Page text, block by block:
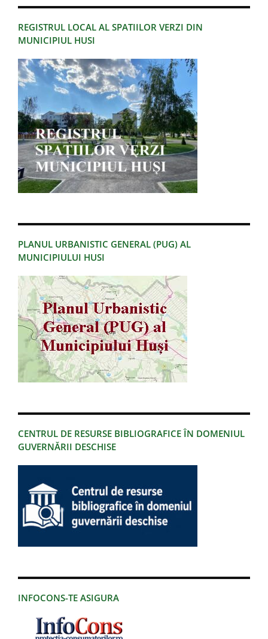
REGISTRUL LOCAL AL SPATIILOR VERZI DIN
MUNICIPIUL HUSI
PLANUL URBANISTIC GENERAL (PUG) AL
MUNICIPIULUI HUSI
CENTRUL DE RESURSE BIBLIOGRAFICE ÎN DOMENIUL
GUVERNĂRII DESCHISE
INFOCONS-TE ASIGURA